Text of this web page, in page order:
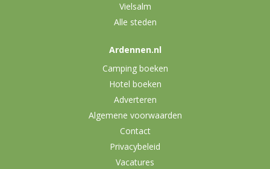
Vielsalm
Alle steden
Ardennen.nl
Camping boeken
Hotel boeken
Adverteren
Algemene voorwaarden
Contact
Privacybeleid
Vacatures